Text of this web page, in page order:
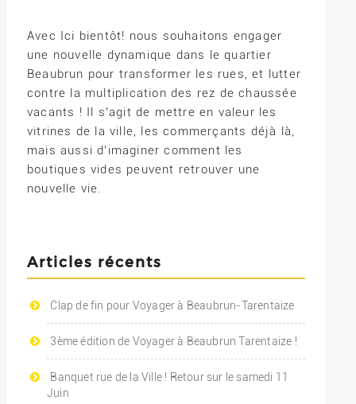
Avec Ici bientôt! nous souhaitons engager
une nouvelle dynamique dans le quartier
Beaubrun pour transformer les rues, et lutter
contre la multiplication des rez de chaussée
vacants ! Il s’agit de mettre en valeur les
vitrines de la ville, les commerçants déjà là,
mais aussi d’imaginer comment les
boutiques vides peuvent retrouver une
nouvelle vie.
Articles récents
Clap de fin pour Voyager à Beaubrun-Tarentaize
3ème édition de Voyager à Beaubrun Tarentaize !
Banquet rue de la Ville ! Retour sur le samedi 11
Juin